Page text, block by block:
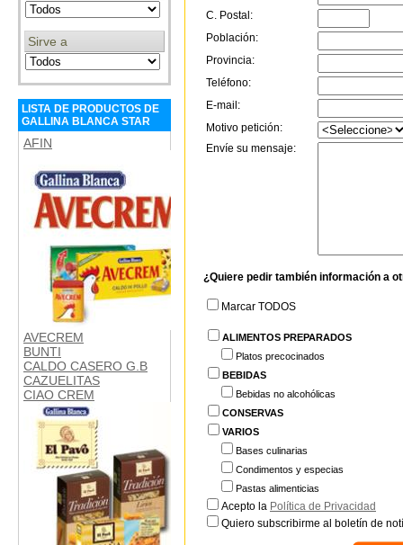
Sirve a
LISTA DE PRODUCTOS DE
GALLINA BLANCA STAR
AFIN
AVECREM
BUNTI
CALDO CASERO G.B
CAZUELITAS
CIAO CREM
C. Postal:
Población:
Provincia:
Teléfono:
E-mail:
Motivo petición:
Envíe su mensaje:
¿Quiere pedir también información a
Marcar TODOS
ALIMENTOS PREPARADOS
Platos precocinados
BEBIDAS
Bebidas no alcohólicas
CONSERVAS
VARIOS
Bases culinarias
Condimentos y especias
Pastas alimenticias
Acepto la Política de Privacidad
Quiero subscribirme al boletín de